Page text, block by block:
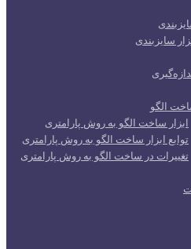
سایزبندی
الگو
ابزار ساخت الگو به روش پارامتری
توابع ابزار ساخت الگو به روش پارامتری
تغییرات در ساخت الگو به روش پارامتری